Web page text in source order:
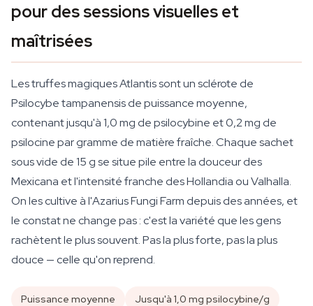
pour des sessions visuelles et
maîtrisées
Les truffes magiques Atlantis sont un sclérote de
Psilocybe tampanensis de puissance moyenne,
contenant jusqu'à 1,0 mg de psilocybine et 0,2 mg de
psilocine par gramme de matière fraîche. Chaque sachet
sous vide de 15 g se situe pile entre la douceur des
Mexicana et l'intensité franche des Hollandia ou Valhalla.
On les cultive à l'Azarius Fungi Farm depuis des années, et
le constat ne change pas : c'est la variété que les gens
rachètent le plus souvent. Pas la plus forte, pas la plus
douce — celle qu'on reprend.
Puissance moyenne
Jusqu'à 1,0 mg psilocybine/g